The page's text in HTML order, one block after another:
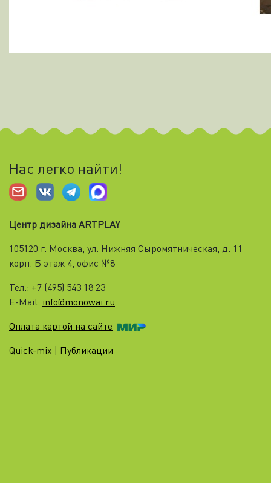
Нас легко найти!
Центр дизайна ARTPLAY
105120 г. Москва, ул. Нижняя Cыромятническая, д. 11
корп. Б этаж 4, офис №8
Тел.: +7 (495) 543 18 23
E-Mail: info@monowai.ru
Оплата картой на сайте
Quick-mix
Публикации